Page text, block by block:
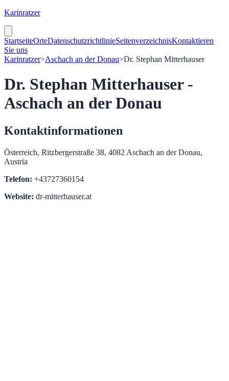
Karinratzer
StartseiteOrteDatenschutzrichtlinieSeitenverzeichnisKontaktieren
Sie uns
Karinratzer>Aschach an der Donau>Dr. Stephan Mitterhauser
Dr. Stephan Mitterhauser -
Aschach an der Donau
Kontaktinformationen
Österreich, Ritzbergerstraße 38, 4082 Aschach an der Donau,
Austria
Telefon: +43727360154
Website: dr-mitterhauser.at